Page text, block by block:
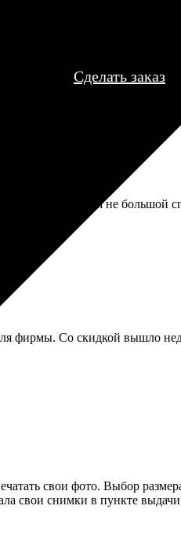
Сделать заказ
разобралась, а я не
фирмы. Со скидкой вышло
свои фото. Выбор
свои снимки в пункте